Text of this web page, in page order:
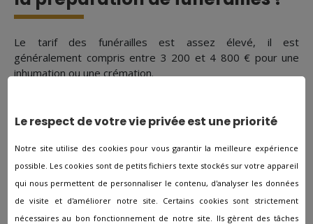
Le tarif des funérailles est assez élevé, il est
généralement compris entre 3 200 et 4 800 € pour une
inhumation ou une crémation.
Une plaque gravée avec l'identité du défunt
L'inhumation ou la crémation (avec l'urne cinéraire)
Les taxes d'inhumation (en fonction des communes)
Le respect de votre vie privée est une priorité
Notre site utilise des cookies pour vous garantir la meilleure expérience
possible. Les cookies sont de petits fichiers texte stockés sur votre appareil
qui nous permettent de personnaliser le contenu, d'analyser les données
de visite et d'améliorer notre site. Certains cookies sont strictement
nécessaires au bon fonctionnement de notre site. Ils gèrent des tâches